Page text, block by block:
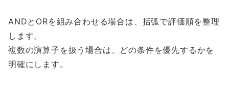
ANDとORを組み合わせる場合は、括弧で評価順を整理
します。
複数の演算子を扱う場合は、どの条件を優先するかを
明確にします。